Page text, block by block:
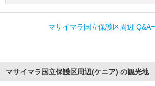
マサイマラ国立保護区周辺 Q&A
マサイマラ国立保護区周辺(ケニア) の観光地